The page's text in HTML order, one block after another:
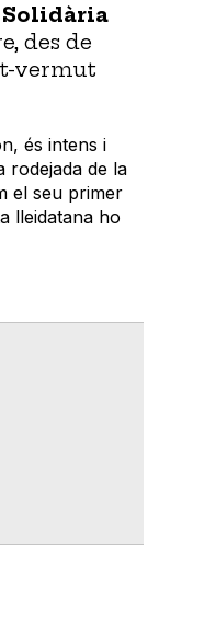
des de
vermut
és intens i
rodejada de la
el seu primer
lleidatana ho